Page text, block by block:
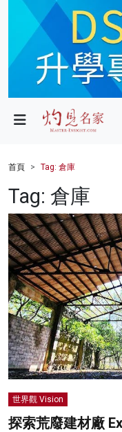
政局
財經
健康
商業
科技
影片
名家榜
灼見活動
首頁 Tag: 倉庫
Tag: 倉庫
世界觀 Vision
探索荒廢建材廠